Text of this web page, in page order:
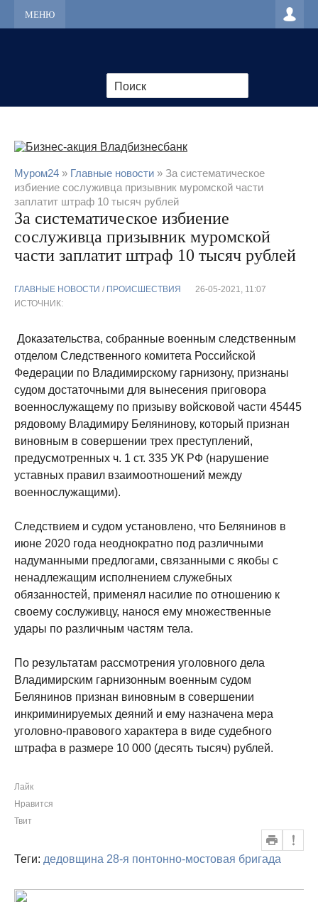
МЕНЮ
Муром24 » Главные новости » За систематическое
избиение сослуживца призывник муромской части
заплатит штраф 10 тысяч рублей
За систематическое избиение
сослуживца призывник муромской
части заплатит штраф 10 тысяч рублей
ГЛАВНЫЕ НОВОСТИ / ПРОИСШЕСТВИЯ
26-05-2021, 11:07
ИСТОЧНИК:
Доказательства, собранные военным следственным
отделом Следственного комитета Российской
Федерации по Владимирскому гарнизону, признаны
судом достаточными для вынесения приговора
военнослужащему по призыву войсковой части 45445
рядовому Владимиру Белянинову, который признан
виновным в совершении трех преступлений,
предусмотренных ч. 1 ст. 335 УК РФ (нарушение
уставных правил взаимоотношений между
военнослужащими).
Следствием и судом установлено, что Белянинов в
июне 2020 года неоднократно под различными
надуманными предлогами, связанными с якобы с
ненадлежащим исполнением служебных
обязанностей, применял насилие по отношению к
своему сослуживцу, нанося ему множественные
удары по различным частям тела.
По результатам рассмотрения уголовного дела
Владимирским гарнизонным военным судом
Белянинов признан виновным в совершении
инкриминируемых деяний и ему назначена мера
уголовно-правового характера в виде судебного
штрафа в размере 10 000 (десять тысяч) рублей.
Лайк
Нравится
Твит
Теги: дедовщина 28-я понтонно-мостовая бригада